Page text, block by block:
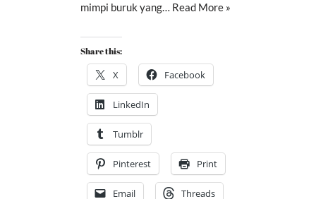
mimpi buruk yang… Read More »
Share this:
X Facebook
LinkedIn
Tumblr
Pinterest Print
Email Threads